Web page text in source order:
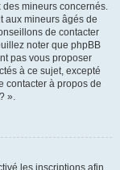
mineurs concernés.
aux mineurs âgés de
de contacter
noter que phpBB
pas vous proposer
à ce sujet, excepté
contacter à propos de
».
les inscriptions afin